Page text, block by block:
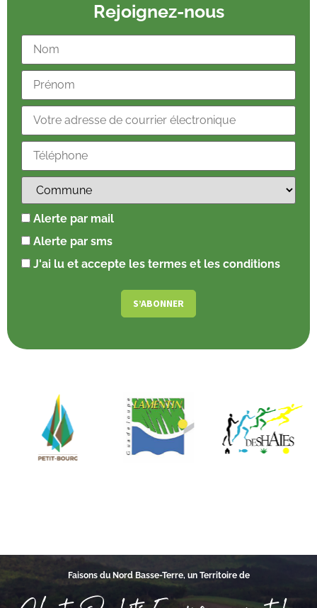
Rejoignez-nous
Alerte par mail
Alerte par sms
J'ai lu et accepte les termes et les conditions
Faisons du Nord Basse-Terre, un Territoire de